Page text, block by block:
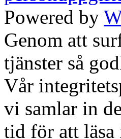
Powered by
Genom att
tjänster så
Vår
vi samlar in
tid för att